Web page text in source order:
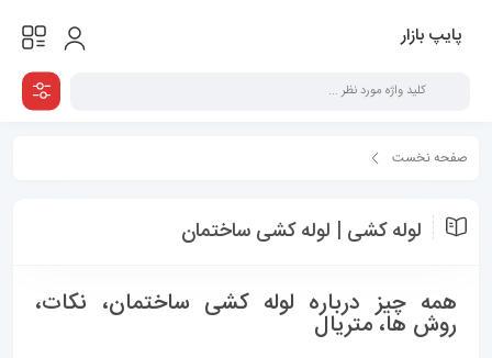
پایپ بازار
صفحه نخست
لوله کشی | لوله کشی ساختمان
لوله کشی | لوله کشی ساختمان
همه چیز درباره لوله کشی ساختمان، نکات،
روش ها، متریال